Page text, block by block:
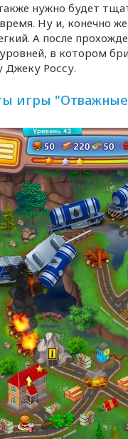
нужно будет
Ну и, конечно
А после
в котором
Джеку Россу.
игры "Отважные